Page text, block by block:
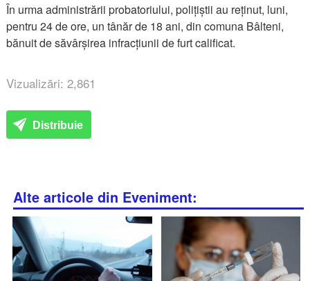
În urma administrării probatoriului, polițiștii au reținut, luni,
pentru 24 de ore, un tânăr de 18 ani, din comuna Bâlteni,
bănuit de săvârșirea infracțiunii de furt calificat.
Vizualizări: 2,861
Distribuie
Alte articole din Eveniment: